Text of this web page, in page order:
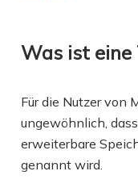
Was ist eine
Für die Nutzer von
ungewöhnlich,
erweiterbare
genannt wird.